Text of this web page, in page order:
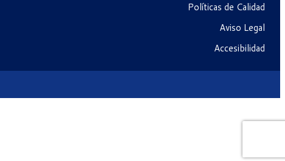
Políticas de Calidad
Aviso Legal
Accesibilidad